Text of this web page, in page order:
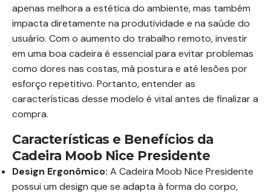
apenas melhora a estética do ambiente, mas também
impacta diretamente na produtividade e na saúde do
usuário. Com o aumento do trabalho remoto, investir
em uma boa cadeira é essencial para evitar problemas
como dores nas costas, má postura e até lesões por
esforço repetitivo. Portanto, entender as
características desse modelo é vital antes de finalizar a
compra.
Características e Benefícios da
Cadeira Moob Nice Presidente
Design Ergonômico: A Cadeira Moob Nice Presidente
possui um design que se adapta à forma do corpo,